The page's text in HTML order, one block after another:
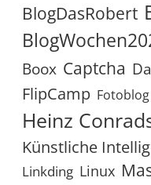
BlogDasRobert
Boox Captcha
FlipCamp Fotoblog
Heinz
Künstliche
Linkding Linux